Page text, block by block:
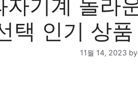
자기계 놀라
택 인기 상
11월 14, 2023 by